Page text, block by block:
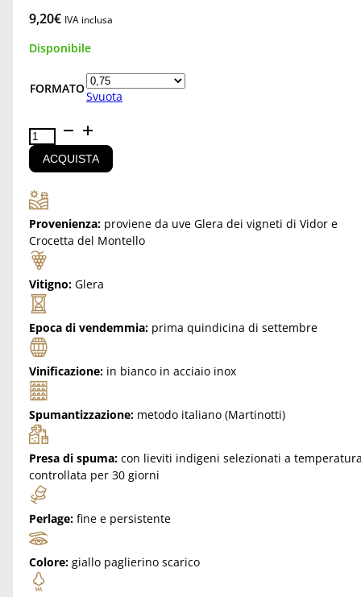
9,20€ IVA inclusa
Disponibile
FORMATO
Svuota
De
Faveri
Spumante
Brut
quantità
ACQUISTA
Provenienza: proviene da uve Glera dei vigneti di Vidor e
Crocetta del Montello
Vitigno: Glera
Epoca di vendemmia: prima quindicina di settembre
Vinificazione: in bianco in acciaio inox
Spumantizzazione: metodo italiano (Martinotti)
Presa di spuma: con lieviti indigeni selezionati a
controllata per 30 giorni
Perlage: fine e persistente
Colore: giallo paglierino scarico